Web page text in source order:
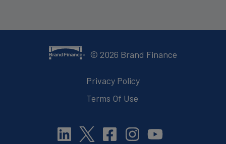
© 2026 Brand Finance
Privacy Policy
Terms Of Use